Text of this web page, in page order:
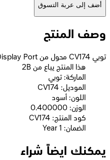
أضف إلى عربة التسوق
وصف المنتج
توبي CV174 محول من Display Port الي Display Port طوله 1.8 متر - أسود
2B هذا المنتج يباع من
الماركة: توبي
الموديل: CV174
اللون: أسود
الوزن: 0.400000
كود المنتج: CV174
الضمان: 1 Year
يمكنك ايضاً شراء